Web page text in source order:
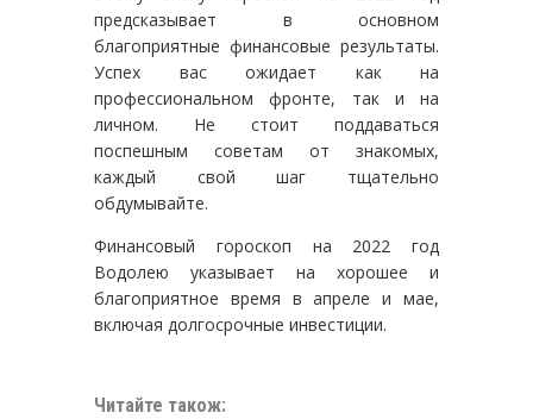
предсказывает в основном
благоприятные финансовые результаты.
Успех вас ожидает как на
профессиональном фронте, так и на
личном. Не стоит поддаваться
поспешным советам от знакомых,
каждый свой шаг тщательно
обдумывайте.
Финансовый гороскоп на 2022 год
Водолею указывает на хорошее и
благоприятное время в апреле и мае,
включая долгосрочные инвестиции.
Читайте також: